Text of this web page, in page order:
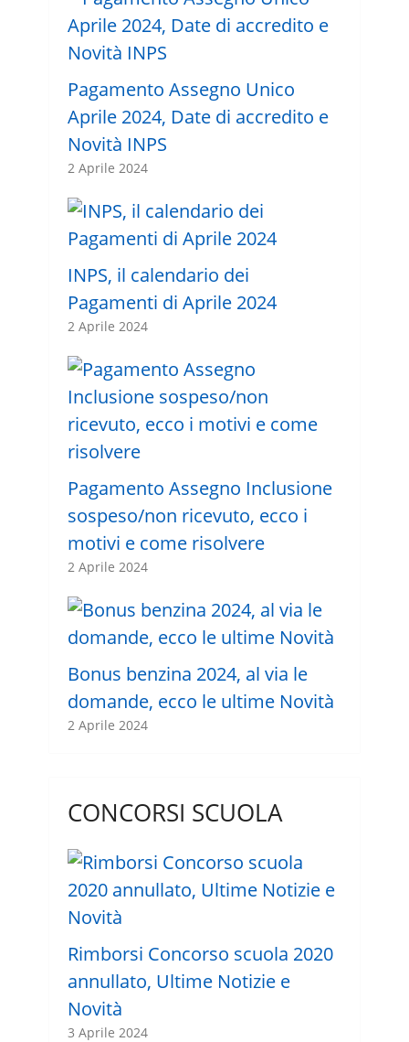
Pagamento Assegno Unico
Aprile 2024, Date di accredito e
Novità INPS
2 Aprile 2024
INPS, il calendario dei
Pagamenti di Aprile 2024
2 Aprile 2024
Pagamento Assegno Inclusione
sospeso/non ricevuto, ecco i
motivi e come risolvere
2 Aprile 2024
Bonus benzina 2024, al via le
domande, ecco le ultime Novità
2 Aprile 2024
CONCORSI SCUOLA
Rimborsi Concorso scuola 2020
annullato, Ultime Notizie e
Novità
3 Aprile 2024